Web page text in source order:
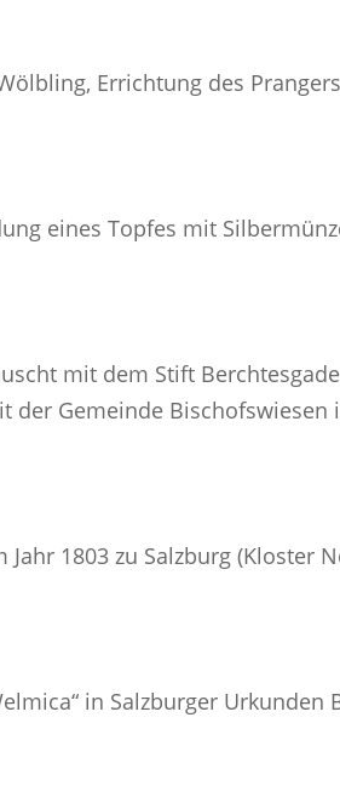
Errichtung des Prangers
eines Topfes mit
mit dem Stift
der Gemeinde Bischofswiesen
1803 zu Salzburg (Kloster
in Salzburger